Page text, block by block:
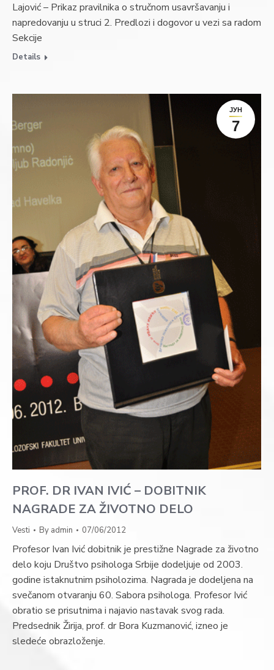
Lajović – Prikaz pravilnika o stručnom usavršavanju i
napredovanju u struci 2. Predlozi i dogovor u vezi sa radom
Sekcije
Details
ЈУН
7
PROF. DR IVAN IVIĆ – DOBITNIK
NAGRADE ZA ŽIVOTNO DELO
Vesti By admin 07/06/2012
Profesor Ivan Ivić dobitnik je prestižne Nagrade za životno
delo koju Društvo psihologa Srbije dodeljuje od 2003.
godine istaknutnim psiholozima. Nagrada je dodeljena na
svečanom otvaranju 60. Sabora psihologa. Profesor Ivić
obratio se prisutnima i najavio nastavak svog rada.
Predsednik Žirija, prof. dr Bora Kuzmanović, izneo je
sledeće obrazloženje.